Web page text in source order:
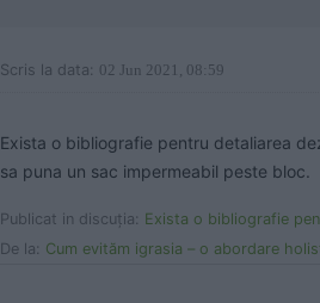
Scris la data: 02 Jun 2021, 08:59
Exista o bibliografie pentru detaliarea
sa puna un sac impermeabil peste bloc.
Publicat in discuţia: Exista o bibliografie pentru
De la: Cum evităm igrasia – o abordare